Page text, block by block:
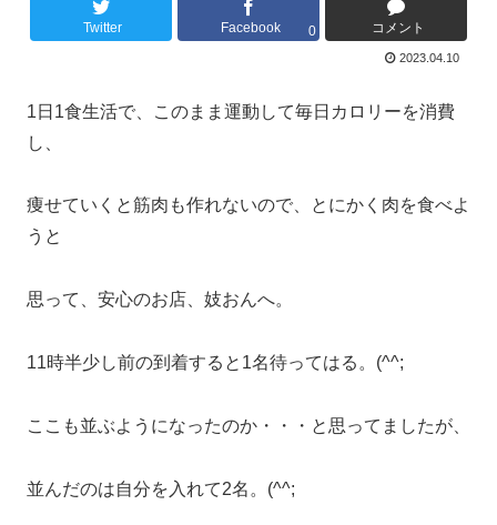
Twitter Facebook 0 コメント
2023.04.10
1日1食生活で、このまま運動して毎日カロリーを消費
し、
痩せていくと筋肉も作れないので、とにかく肉を食べよ
うと
思って、安心のお店、妓おんへ。
11時半少し前の到着すると1名待ってはる。(^^;
ここも並ぶようになったのか・・・と思ってましたが、
並んだのは自分を入れて2名。(^^;